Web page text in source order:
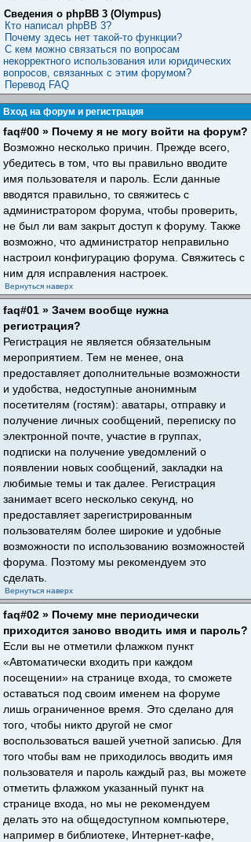
Сведения о phpBB 3 (Olympus)
Кто написал phpBB 3?
Почему здесь нет такой-то функции?
С кем можно связаться по вопросам
некорректного использования или юридических
вопросов, связанных с этим форумом?
Перевод FAQ
Вход на форум и регистрация
faq#00 » Почему я не могу войти на форум?
Возможно несколько причин. Прежде всего,
убедитесь в том, что вы правильно вводите
имя пользователя и пароль. Если данные
вводятся правильно, то свяжитесь с
администратором форума, чтобы проверить,
не был ли вам закрыт доступ к форуму. Также
возможно, что администратор неправильно
настроил конфигурацию форума. Свяжитесь с
ним для исправления настроек.
Вернуться наверх
faq#01 » Зачем вообще нужна
регистрация?
Регистрация не является обязательным
мероприятием. Тем не менее, она
предоставляет дополнительные возможности
и удобства, недоступные анонимным
посетителям (гостям): аватары, отправку и
получение личных сообщений, переписку по
электронной почте, участие в группах,
подписки на получение уведомлений о
появлении новых сообщений, закладки на
любимые темы и так далее. Регистрация
занимает всего несколько секунд, но
предоставляет зарегистрированным
пользователям более широкие и удобные
возможности по использованию возможностей
форума. Поэтому мы рекомендуем это
сделать.
Вернуться наверх
faq#02 » Почему мне периодически
приходится заново вводить имя и пароль?
Если вы не отметили флажком пункт
«Автоматически входить при каждом
посещении» на странице входа, то сможете
оставаться под своим именем на форуме
лишь ограниченное время. Это сделано для
того, чтобы никто другой не смог
воспользоваться вашей учетной записью. Для
того чтобы вам не приходилось вводить имя
пользователя и пароль каждый раз, вы можете
отметить флажком указанный пункт на
странице входа, но мы не рекомендуем
делать это на общедоступном компьютере,
например в библиотеке, Интернет-кафе,